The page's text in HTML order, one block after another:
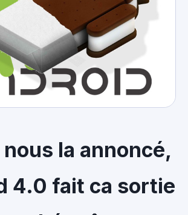
la annoncé,
4.0 fait ca sortie